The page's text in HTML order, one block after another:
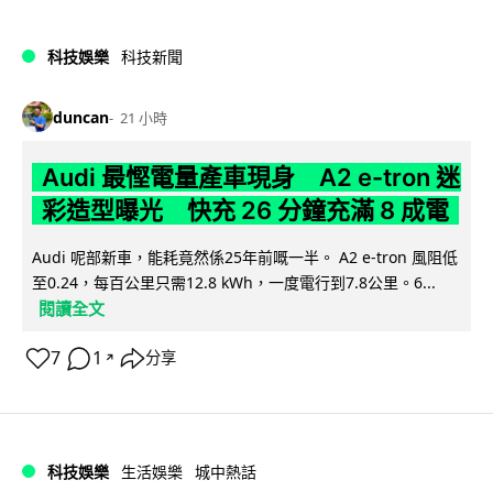
科技娛樂 科技新聞
duncan 21 小時
Audi 最慳電量產車現身 A2 e-tron 迷
彩造型曝光 快充 26 分鐘充滿 8 成電
Audi 呢部新車，能耗竟然係25年前嘅一半。 A2 e-tron 風阻低
至0.24，每百公里只需12.8 kWh，一度電行到7.8公里。6...
閱讀全文
7 1 ↗ 分享
科技娛樂 生活娛樂 城中熱話